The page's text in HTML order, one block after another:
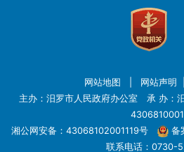
网站地图 网站声明
主办：汨罗市人民政府办公室 承 办：
4306810001
湘公网安备：43068102001119号
备
联系电话：0730-